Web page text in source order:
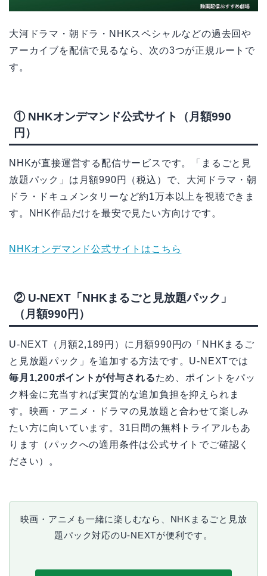
大河ドラマ・朝ドラ・NHKスペシャルなどの過去回や
アーカイブを配信で見るなら、次の3つが正規ルートで
す。
① NHKオンデマンド公式サイト（月額990
円）
NHKが直接運営する配信サービスです。「まるごと見
放題パック」は月額990円（税込）で、大河ドラマ・朝
ドラ・ドキュメンタリーなど約1万本以上を視聴できま
す。NHK作品だけを最安で見たい方向けです。
NHKオンデマンド公式サイトはこちら
② U-NEXT「NHKまるごと見放題パック」
（月額990円）
U-NEXT（月額2,189円）に月額990円の「NHKまるご
と見放題パック」を追加する方法です。U-NEXTでは
毎月1,200ポイントが付与されるため、ポイントをパッ
ク料金に充当すれば実質的な追加負担を抑えられま
す。映画・アニメ・ドラマの見放題と合わせて楽しみ
たい方に向いています。31日間の無料トライアルもあ
ります（パックへの適用条件は公式サイトでご確認く
ださい）。
映画・アニメも一緒に楽しむなら、NHKまるごと見放
題パック対応のU-NEXTが便利です。